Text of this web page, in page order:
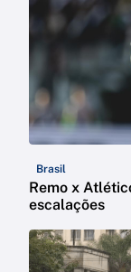
Brasil
Remo x
escalações